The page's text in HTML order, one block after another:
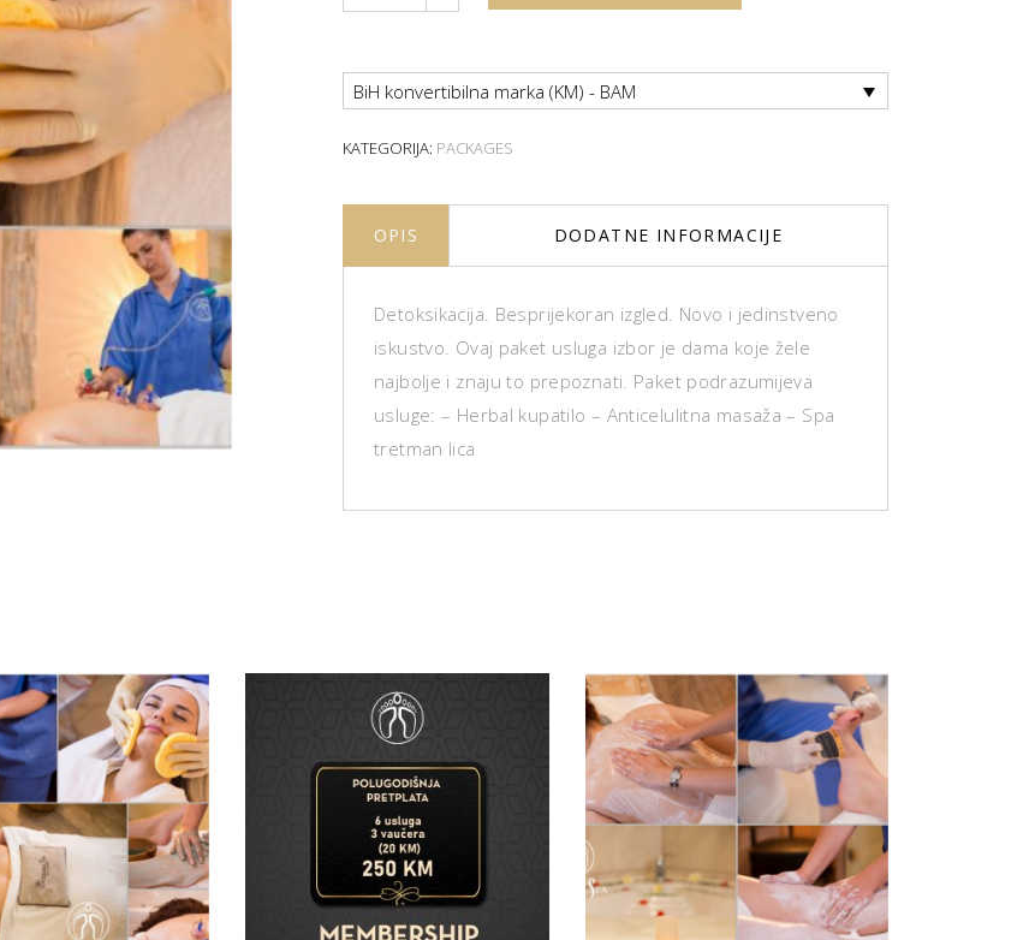
BiH konvertibilna marka (KM) - BAM
KATEGORIJA: PACKAGES
OPIS DODATNE INFORMACIJE
Detoksikacija. Besprijekoran izgled. Novo i jedinstveno
iskustvo. Ovaj paket usluga izbor je dama koje žele
najbolje i znaju to prepoznati. Paket podrazumijeva
usluge: – Herbal kupatilo – Anticelulitna masaža – Spa
tretman lica